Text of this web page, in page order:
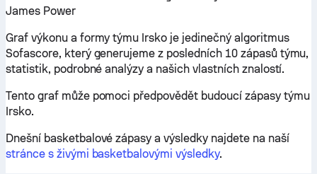
James Power
Graf výkonu a formy týmu Irsko je jedinečný algoritmus
Sofascore, který generujeme z posledních 10 zápasů týmu,
statistik, podrobné analýzy a našich vlastních znalostí.
Tento graf může pomoci předpovědět budoucí zápasy týmu
Irsko.
Dnešní basketbalové zápasy a výsledky najdete na naší
stránce s živými basketbalovými výsledky.